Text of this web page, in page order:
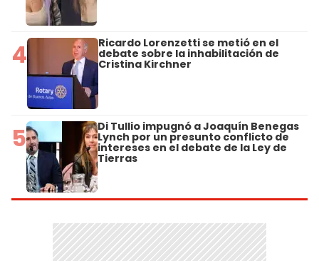
4 Ricardo Lorenzetti se metió en el
debate sobre la inhabilitación de
Cristina Kirchner
5 Di Tullio impugnó a Joaquín Benegas
Lynch por un presunto conflicto de
intereses en el debate de la Ley de
Tierras